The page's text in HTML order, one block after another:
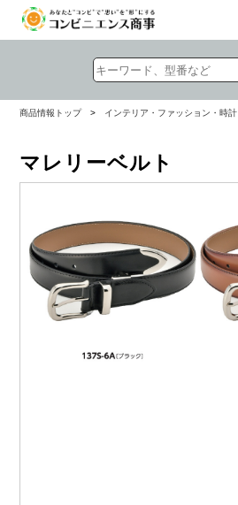
商品情報トップ > インテリア・ファッション・時計
マレリーベルト